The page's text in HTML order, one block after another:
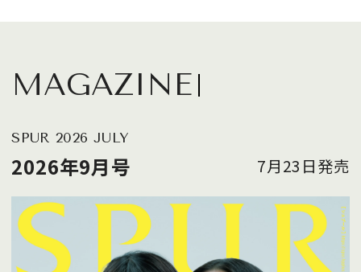
MAGAZINE
SPUR 2026 JULY
2026年9月号 7月23日発売